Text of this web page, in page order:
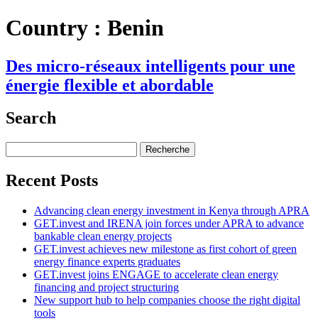
Country : Benin
Des micro-réseaux intelligents pour une
énergie flexible et abordable
Search
for:
Recent Posts
Advancing clean energy investment in Kenya through APRA
GET.invest and IRENA join forces under APRA to advance
bankable clean energy projects
GET.invest achieves new milestone as first cohort of green
energy finance experts graduates
GET.invest joins ENGAGE to accelerate clean energy
financing and project structuring
New support hub to help companies choose the right digital
tools